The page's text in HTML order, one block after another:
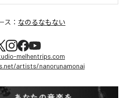
ス： なのるなもない
melhentrips.com
artists/nanorunamonai